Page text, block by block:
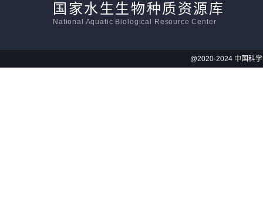
国家水生生物种质资源库
National Aquatic Biological Resource Center
@2020-2024 中国科